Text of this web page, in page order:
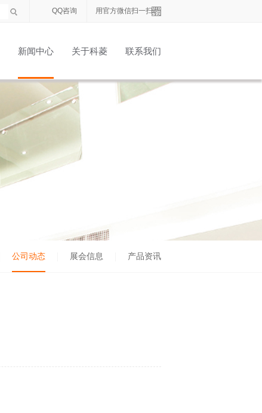
QQ咨询 用官方微信扫一扫
新闻中心 关于科菱 联系我们
产品资讯
展会信息
公司动态